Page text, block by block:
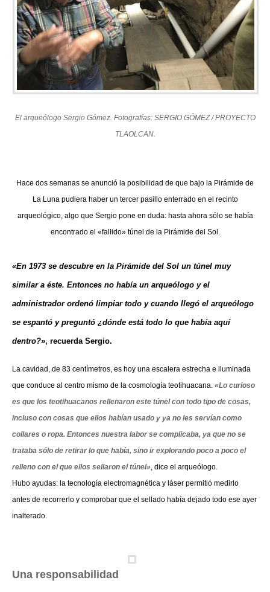
El arqueólogo Sergio Gómez. Fotografías: SERGIO GÓMEZ / PROYECTO
TLAOLCAN.
Hace dos semanas se anunció la posibilidad de que bajo la Pirámide de
La Luna pudiera haber un tercer pasillo enterrado en el recinto
arqueológico, algo que Sergio pone en duda: hasta ahora sólo se había
encontrado el «fallido» túnel de la Pirámide del Sol.
«En 1973 se descubre en la Pirámide del Sol un túnel muy
similar a éste. Entonces no había un arqueólogo y el
administrador ordenó limpiar todo y cuando llegó el arqueólogo
se espantó y preguntó ¿dónde está todo lo que había aquí
dentro?», recuerda Sergio.
La cavidad, de 83 centímetros, es hoy una escalera estrecha e iluminada
que conduce al centro mismo de la cosmología teotihuacana. «Lo curioso
es que los teotihuacanos rellenaron este túnel con todo tipo de cosas,
incluso con cosas que ellos habían usado y ya no les servían como
collares o ropa. Entonces nuestra labor se complicaba, ya que no se
trataba sólo de retirar lo que había, sino ir explorando poco a poco el
relleno con el que ellos sellaron el túnel» , dice el arqueólogo.
Hubo ayudas: la tecnología electromagnética y láser permitió medirlo
antes de recorrerlo y comprobar que el sellado había dejado todo ese ayer
inalterado.
Una responsabilidad